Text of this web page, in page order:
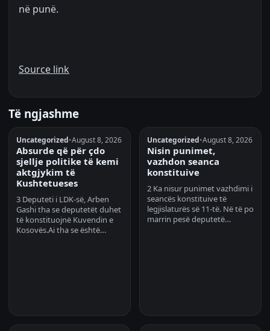
në punë.
Source link
Të ngjashme
Uncategorized•August 8, 2026
Absurde që për çdo
sjellje politike të kemi
aktgjykim të
Kushtetueses
3 Deputeti i LDK-së, Arben
Gashi tha se deputetët duhet
të konstituojnë Kuvendin e
Kosovës.Ai tha se është…
Uncategorized•August 8, 2026
Nisin punimet,
vazhdon seanca
konstituive
2 Ka nisur punimet vazhdimi i
seancës konstituive të
legjislaturës së 11-të. Në të po
marrin pesë deputetë…